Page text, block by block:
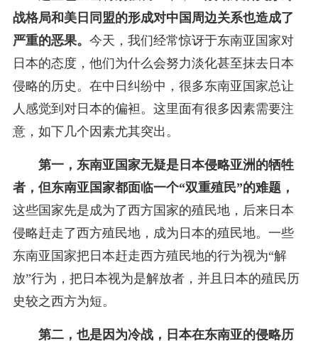
战格局和美日同盟的形成对中国周边关系也造成了
严重的恶果。 今天，我们经常惊讶于东南亚国家对
日本的态度，他们为什么会努力淡化甚至抹去日本
侵略的历史。在中日纠纷中，很多东南亚国家总让
人感觉到对日本的偏袒。这里面有很多因素需要注
意，如下几个因素尤其突出。
第一，东南亚国家无疑是日本侵略亚洲的牺牲
者，但东南亚国家都面临一个“双重殖民”的难题，
这些国家先是成为了西方国家的殖民地，后来日本
侵略赶走了西方殖民地，成为日本的殖民地。一些
东南亚国家把日本赶走西方殖民地的行为视为“解
放”行为，把日本视为是解放者，并且日本的殖民历
史较之西方为短。
第二，也是因为冷战，日本在东南亚的侵略历